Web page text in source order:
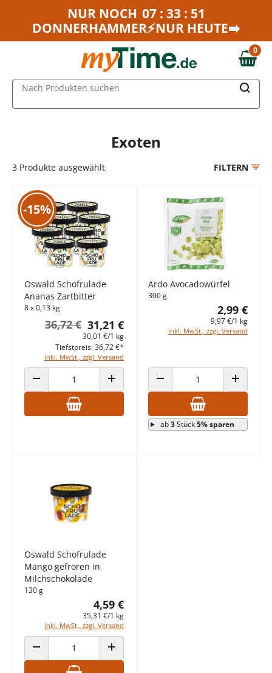
Zum Hauptinhalt springen
Zur Navigation springen
NUR NOCH 07 : 33 : 51
DONNERHAMMER⚡NUR HEUTE➡️
0,00 €
0
Nach Produkten suchen
Exoten
3 Produkte ausgewählt FILTERN
-15%
Oswald Schofrulade
Ananas Zartbitter
8 x 0,13 kg
31,21 €
36,72 €
30,01 €/1 kg
inkl. MwSt., zzgl. Versand
Tiefstpreis: 36,72 €*
ANZAHL VERRINGERN ANZAHL ERHÖHEN
Ardo Avocadowürfel
300 g
2,99 €
9,97 €/1 kg
inkl. MwSt., zzgl. Versand
ANZAHL VERRINGERN ANZAHL
ab3Stück5% sparen
Oswald Schofrulade
Mango gefroren in
Milchschokolade
130 g
4,59 €
35,31 €/1 kg
inkl. MwSt., zzgl. Versand
ANZAHL VERRINGERN ANZAHL ERHÖHEN